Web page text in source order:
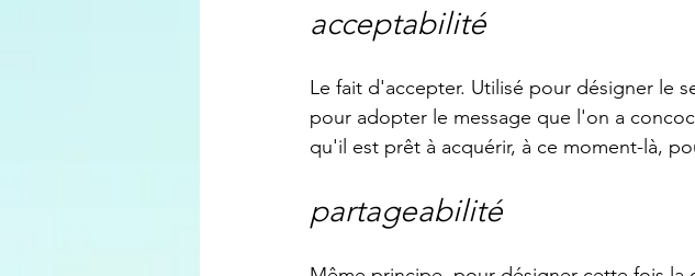
acceptabilité
Le fait d'accepter. Utilisé pour désigner le
pour adopter le message que l'on a
qu'il est prêt à acquérir, à ce moment-là,
partageabilité